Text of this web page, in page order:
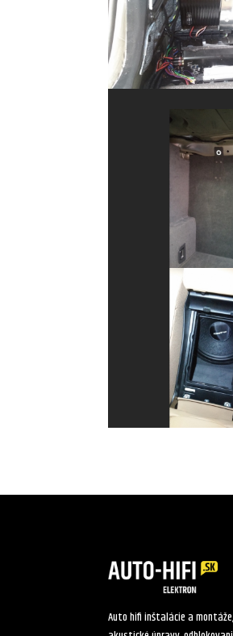
Auto hifi inštalácie a montáže,